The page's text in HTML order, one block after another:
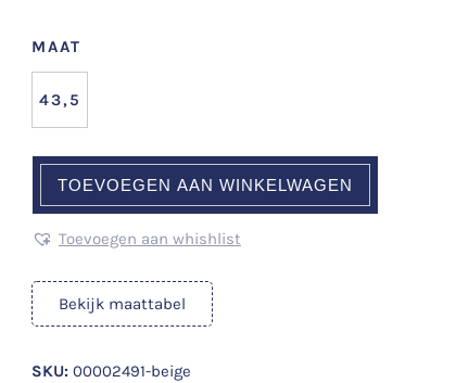
MAAT
43,5
TOEVOEGEN AAN WINKELWAGEN
Toevoegen aan whishlist
Bekijk maattabel
SKU: 00002491-beige